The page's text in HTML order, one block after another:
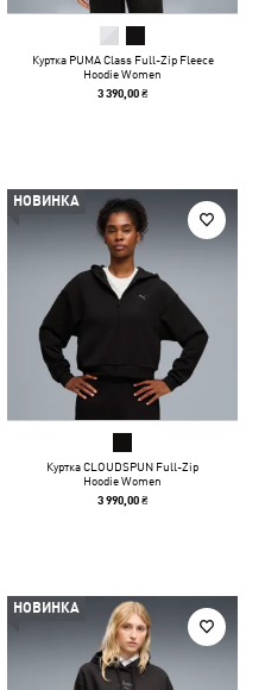
Куртка PUMA Class Full-Zip Fleece
Hoodie Women
3 390,00 ₴
НОВИНКА
Куртка CLOUDSPUN Full-Zip
Hoodie Women
3 990,00 ₴
НОВИНКА